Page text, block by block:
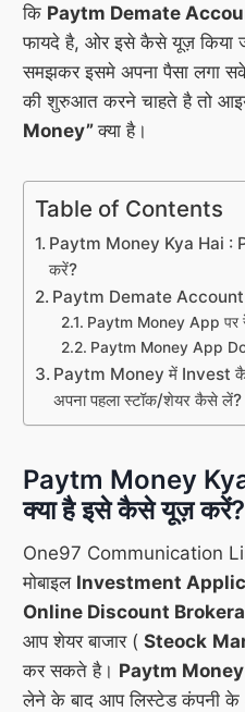
कि Paytm Demate
फायदे है, ओर इसे कैसे यूज़ किया
समझकर इसमे अपना पैसा लगा
की शुरुआत करने चाहते है तो
Money”क्या है।
Table of Contents
Paytm Money Kya Hai :
करें?
Paytm Demate Account
Paytm Money App पर
Paytm Money App
Paytm Money में Invest
अपना पहला स्टॉक/शेयर कैसे लें?
Paytm Money
क्या है इसे कैसे यूज़ करें?
One97 Communication
मोबाइल Investment
Online Discount
आप शेयर बाजार ( Steock
कर सकते है। Paytm
लेने के बाद आप लिस्टेड कंपनी के